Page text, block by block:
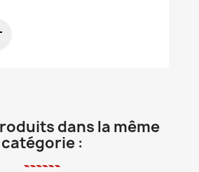
dans la même
catégorie :